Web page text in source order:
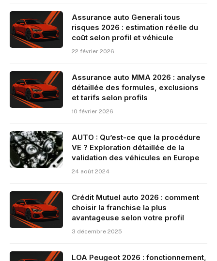
Assurance auto Generali tous
risques 2026 : estimation réelle du
coût selon profil et véhicule
22 février 2026
Assurance auto MMA 2026 : analyse
détaillée des formules, exclusions
et tarifs selon profils
10 février 2026
AUTO : Qu’est-ce que la procédure
VE ? Exploration détaillée de la
validation des véhicules en Europe
24 août 2024
Crédit Mutuel auto 2026 : comment
choisir la franchise la plus
avantageuse selon votre profil
3 décembre 2025
LOA Peugeot 2026 : fonctionnement,